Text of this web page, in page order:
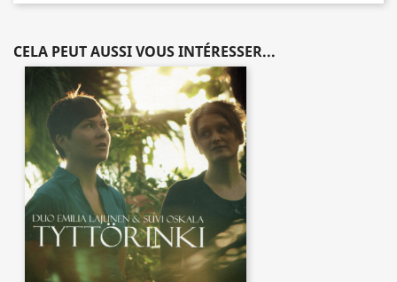
CELA PEUT AUSSI VOUS INTÉRESSER...